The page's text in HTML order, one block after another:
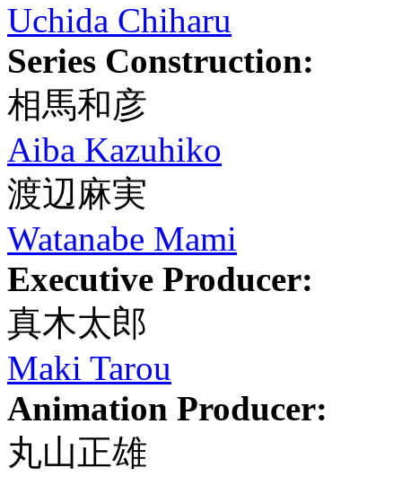
Uchida Chiharu
Series Construction:
相馬和彦
Aiba Kazuhiko
渡辺麻実
Watanabe Mami
Executive Producer:
真木太郎
Maki Tarou
Animation Producer:
丸山正雄